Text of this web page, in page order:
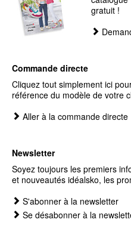
gratuit !
Commande directe
Cliquez tout simplement ici
référence du modèle de votre
Aller à la commande directe
Newsletter
Soyez toujours les premiers
et nouveautés idéalsko, les
S'abonner à la newsletter
Se désabonner à la